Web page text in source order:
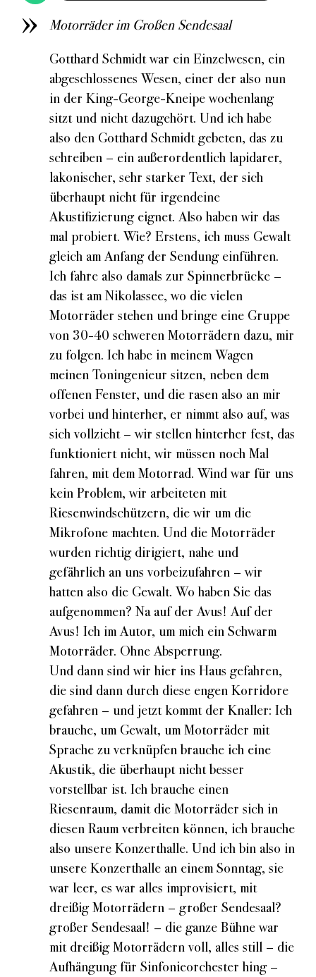
Motorräder im Großen Sendesaal
Gotthard Schmidt war ein Einzelwesen, ein
abgeschlossenes Wesen, einer der also nun
in der King-George-Kneipe wochenlang
sitzt und nicht dazugehört. Und ich habe
also den Gotthard Schmidt gebeten, das zu
schreiben – ein außerordentlich lapidarer,
lakonischer, sehr starker Text, der sich
überhaupt nicht für irgendeine
Akustifizierung eignet. Also haben wir das
mal probiert. Wie? Erstens, ich muss Gewalt
gleich am Anfang der Sendung einführen.
Ich fahre also damals zur Spinnerbrücke –
das ist am Nikolassee, wo die vielen
Motorräder stehen und bringe eine Gruppe
von 30-40 schweren Motorrädern dazu, mir
zu folgen. Ich habe in meinem Wagen
meinen Toningenieur sitzen, neben dem
offenen Fenster, und die rasen also an mir
vorbei und hinterher, er nimmt also auf, was
sich vollzieht – wir stellen hinterher fest, das
funktioniert nicht, wir müssen noch Mal
fahren, mit dem Motorrad. Wind war für uns
kein Problem, wir arbeiteten mit
Riesenwindschützern, die wir um die
Mikrofone machten. Und die Motorräder
wurden richtig dirigiert, nahe und
gefährlich an uns vorbeizufahren – wir
hatten also die Gewalt. Wo haben Sie das
aufgenommen? Na auf der Avus! Auf der
Avus! Ich im Autor, um mich ein Schwarm
Motorräder. Ohne Absperrung.
Und dann sind wir hier ins Haus gefahren,
die sind dann durch diese engen Korridore
gefahren – und jetzt kommt der Knaller: Ich
brauche, um Gewalt, um Motorräder mit
Sprache zu verknüpfen brauche ich eine
Akustik, die überhaupt nicht besser
vorstellbar ist. Ich brauche einen
Riesenraum, damit die Motorräder sich in
diesen Raum verbreiten können, ich brauche
also unsere Konzerthalle. Und ich bin also in
unsere Konzerthalle an einem Sonntag, sie
war leer, es war alles improvisiert, mit
dreißig Motorrädern – großer Sendesaal?
großer Sendesaal! – die ganze Bühne war
mit dreißig Motorrädern voll, alles still – die
Aufhängung für Sinfonieorchester hing –